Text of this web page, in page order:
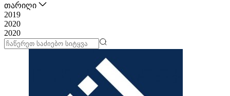
თარიღი
2019
2020
2020